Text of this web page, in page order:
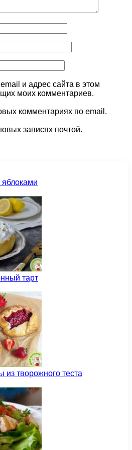
и адрес сайта в этом
моих комментариев.
комментариях по email.
записях почтой.
тарт
из творожного теста